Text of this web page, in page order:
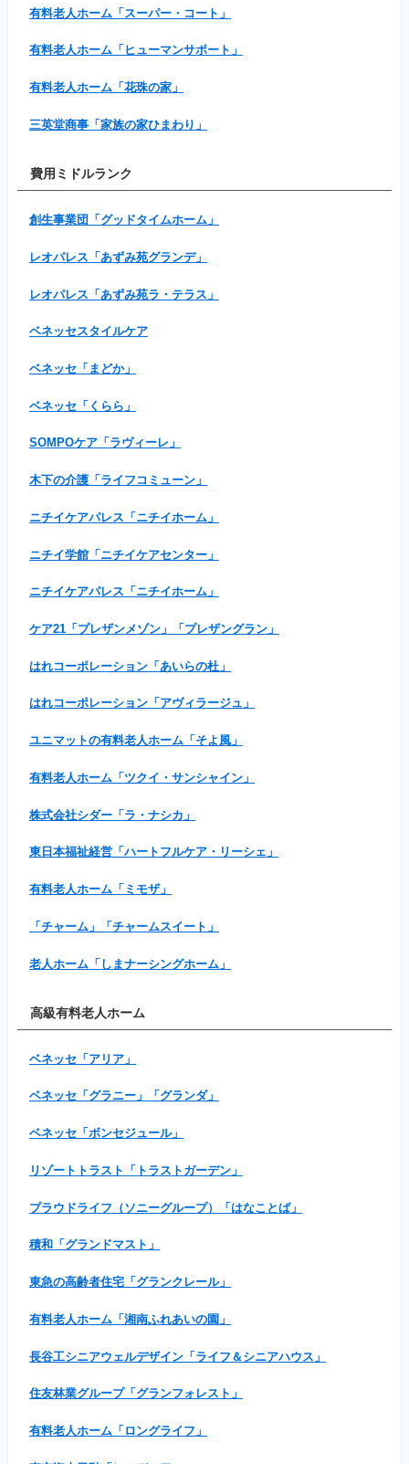
有料老人ホーム「スーパー・コート」
有料老人ホーム「ヒューマンサポート」
有料老人ホーム「花珠の家」
三英堂商事「家族の家ひまわり」
費用ミドルランク
創生事業団「グッドタイムホーム」
レオパレス「あずみ苑グランデ」
レオパレス「あずみ苑ラ・テラス」
ベネッセスタイルケア
ベネッセ「まどか」
ベネッセ「くらら」
SOMPOケア「ラヴィーレ」
木下の介護「ライフコミューン」
ニチイケアパレス「ニチイホーム」
ニチイ学館「ニチイケアセンター」
ニチイケアパレス「ニチイホーム」
ケア21「プレザンメゾン」「プレザングラン」
はれコーポレーション「あいらの杜」
はれコーポレーション「アヴィラージュ」
ユニマットの有料老人ホーム「そよ風」
有料老人ホーム「ツクイ・サンシャイン」
株式会社シダー「ラ・ナシカ」
東日本福祉経営「ハートフルケア・リーシェ」
有料老人ホーム「ミモザ」
「チャーム」「チャームスイート」
老人ホーム「しまナーシングホーム」
高級有料老人ホーム
ベネッセ「アリア」
ベネッセ「グラニー」「グランダ」
ベネッセ「ボンセジュール」
リゾートトラスト「トラストガーデン」
プラウドライフ（ソニーグループ）「はなことば」
積和「グランドマスト」
東急の高齢者住宅「グランクレール」
有料老人ホーム「湘南ふれあいの園」
長谷工シニアウェルデザイン「ライフ＆シニアハウス」
住友林業グループ「グランフォレスト」
有料老人ホーム「ロングライフ」